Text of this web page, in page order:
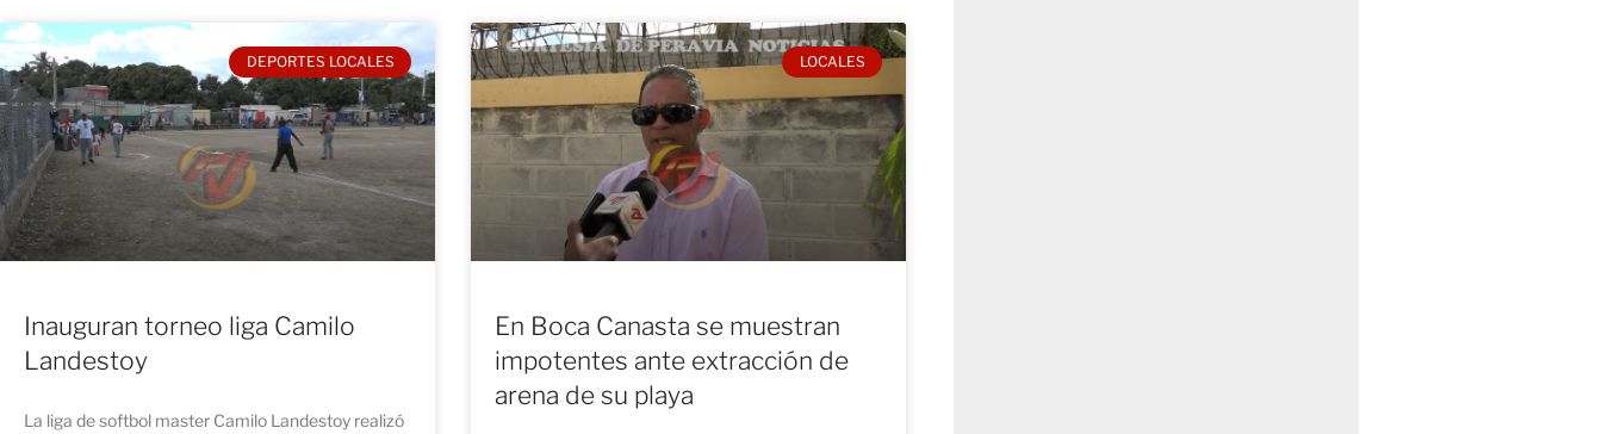
DEPORTES LOCALES
Inauguran torneo liga Camilo
Landestoy
La liga de softbol master Camilo Landestoy realizó
LOCALES
En Boca Canasta se muestran
impotentes ante extracción de
arena de su playa